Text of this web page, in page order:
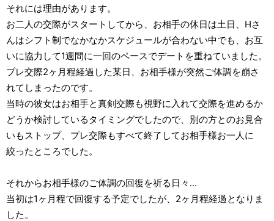
それには理由があります。
お二人の交際がスタートしてから、お相手の休日は土日、Hさ
んはシフト制でなかなかスケジュールが合わない中でも、お互
いに協力して1週間に一回のペースでデートを重ねていました。
プレ交際2ヶ月程経過した某日、お相手様が突然ご体調を崩さ
れてしまったのです。
当時の彼女はお相手と真剣交際も視野に入れて交際を進めるか
どうか検討しているタイミングでしたので、別の方とのお見合
いもストップ、プレ交際もすべて終了してお相手様お一人に
絞ったところでした。
それからお相手様のご体調の回復を祈る日々...
当初は1ヶ月程で回復する予定でしたが、2ヶ月程経過となりま
した。